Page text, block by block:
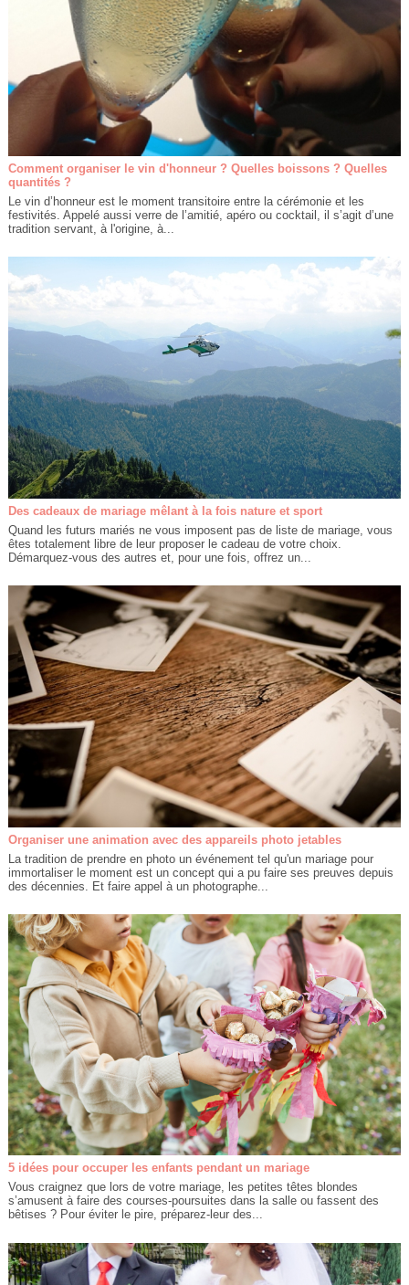
Comment organiser le vin d'honneur ? Quelles boissons ? Quelles
quantités ?
Le vin d’honneur est le moment transitoire entre la cérémonie et les
festivités. Appelé aussi verre de l’amitié, apéro ou cocktail, il s’agit d’une
tradition servant, à l'origine, à...
Des cadeaux de mariage mêlant à la fois nature et sport
Quand les futurs mariés ne vous imposent pas de liste de mariage, vous
êtes totalement libre de leur proposer le cadeau de votre choix.
Démarquez-vous des autres et, pour une fois, offrez un...
Organiser une animation avec des appareils photo jetables
La tradition de prendre en photo un événement tel qu'un mariage pour
immortaliser le moment est un concept qui a pu faire ses preuves depuis
des décennies. Et faire appel à un photographe...
5 idées pour occuper les enfants pendant un mariage
Vous craignez que lors de votre mariage, les petites têtes blondes
s’amusent à faire des courses-poursuites dans la salle ou fassent des
bêtises ? Pour éviter le pire, préparez-leur des...